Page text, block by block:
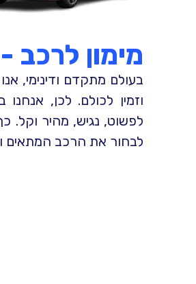
מימון
בעולם מתקדם ודינימי,
וזמין לכולם. לכן,
לפשוט, נגיש, מהיר וקל.
לבחור את הרכב המתאים